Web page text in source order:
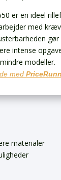
er en ideel
med
gør
intense
modeller.
med
materialer